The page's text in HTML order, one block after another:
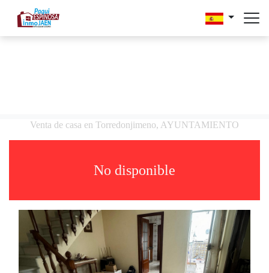
Venta de casa en Torredonjimeno, AYUNTAMIENTO
No disponible